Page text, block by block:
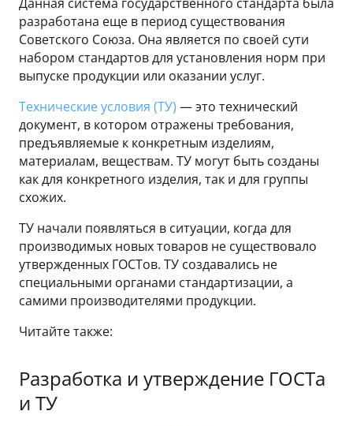
разработана еще в период существования
Советского Союза. Она является по своей сути
набором стандартов для установления норм при
выпуске продукции или оказании услуг.
Технические условия (ТУ) — это технический
документ, в котором отражены требования,
предъявляемые к конкретным изделиям,
материалам, веществам. ТУ могут быть созданы
как для конкретного изделия, так и для группы
схожих.
ТУ начали появляться в ситуации, когда для
производимых новых товаров не существовало
утвержденных ГОСТов. ТУ создавались не
специальными органами стандартизации, а
самими производителями продукции.
Читайте также:
Разработка и утверждение ГОСТа
и ТУ